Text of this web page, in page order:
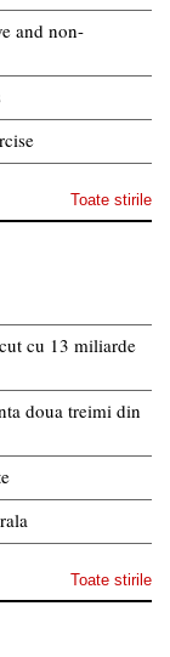
and non-
Toate stirile
cu 13 miliarde
doua treimi din
Toate stirile